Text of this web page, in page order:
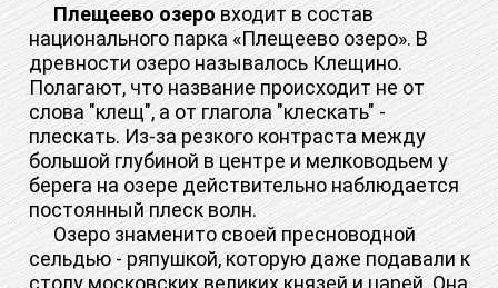
Плещеево озеро входит в состав
национального парка «Плещеево озеро». В
древности озеро называлось Клещино.
Полагают, что название происходит не от
слова "клещ", а от глагола "клескать" -
плескать. Из-за резкого контраста между
большой глубиной в центре и мелководьем у
берега на озере действительно наблюдается
постоянный плеск волн.
Озеро знаменито своей пресноводной
сельдью - ряпушкой, которую даже подавали к
столу московских великих князей и царей. Она